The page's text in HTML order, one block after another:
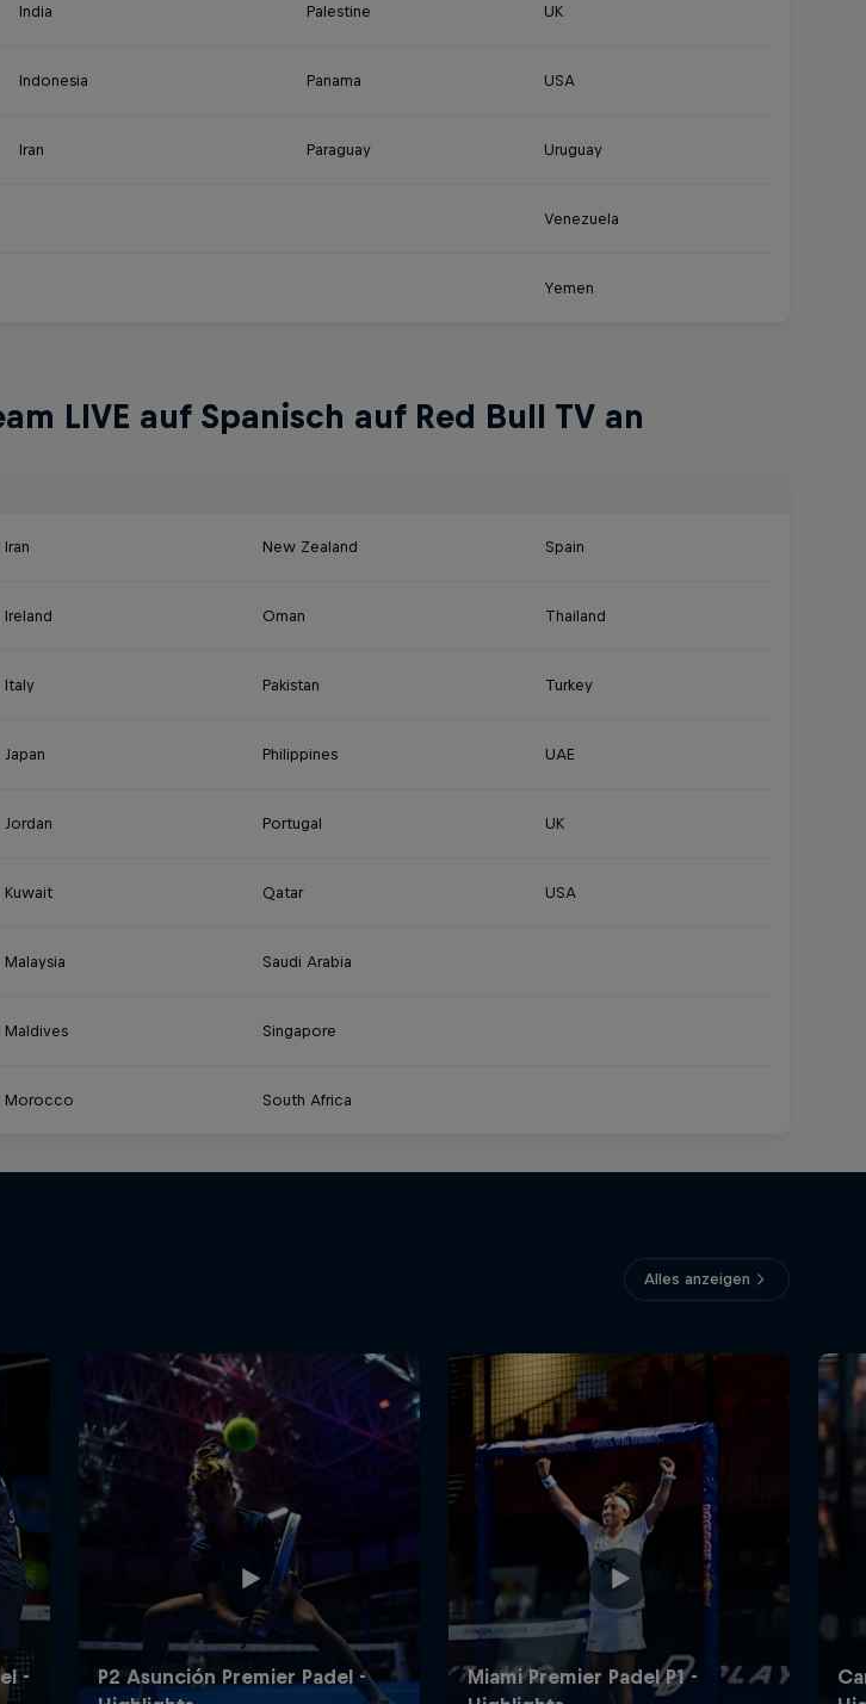
India Palestine UK
Indonesia Panama USA
Iran Paraguay Uruguay
Venezuela
Yemen
LIVE auf Spanisch auf Red Bull TV an
Iran New Zealand Spain
Ireland Oman Thailand
Italy Pakistan Turkey
Japan Philippines UAE
Jordan Portugal UK
Kuwait Qatar USA
Malaysia Saudi Arabia
Maldives Singapore
Morocco South Africa
Alles anzeigen